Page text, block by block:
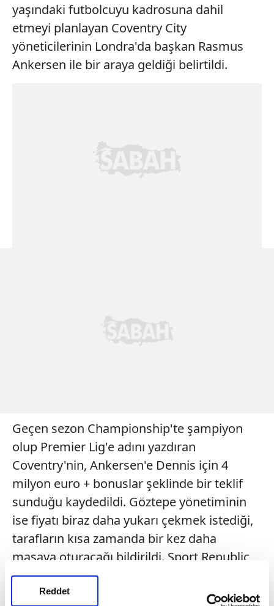
Reddet
yaşındaki futbolcuyu kadrosuna dahil
etmeyi planlayan Coventry City
yöneticilerinin Londra'da başkan Rasmus
Ankersen ile bir araya geldiği belirtildi.
Geçen sezon Championship'te şampiyon
olup Premier Lig'e adını yazdıran
Coventry'nin, Ankersen'e Dennis için 4
milyon euro + bonuslar şeklinde bir teklif
sunduğu kaydedildi. Göztepe yönetiminin
ise fiyatı biraz daha yukarı çekmek istediği,
tarafların kısa zamanda bir kez daha
masaya oturacağı bildirildi. Sport Republic
şirketinin Dennis'ten 6-7 milyon euro gelir
beklediği kaydedildi. Orta sahaya Alex